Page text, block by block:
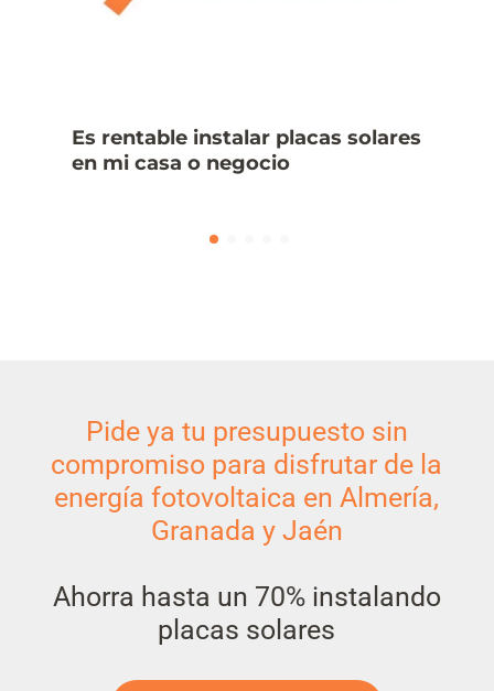
Es rentable instalar placas solares
en mi casa o negocio
Pide ya tu presupuesto sin
compromiso para disfrutar de la
energía fotovoltaica en Almería,
Granada y Jaén
Ahorra hasta un 70% instalando
placas solares